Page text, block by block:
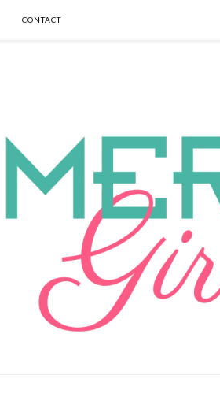
CONTACT